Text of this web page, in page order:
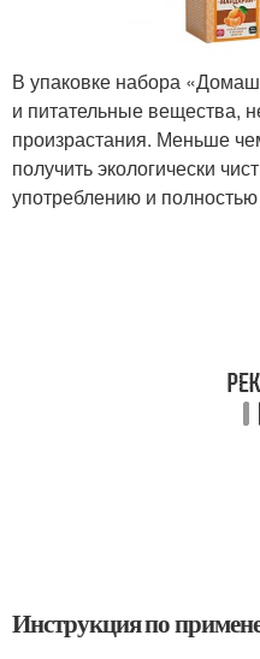
В упаковке набора
и питательные вещества,
произрастания. Меньше
получить экологически
употреблению и
Инструкция по